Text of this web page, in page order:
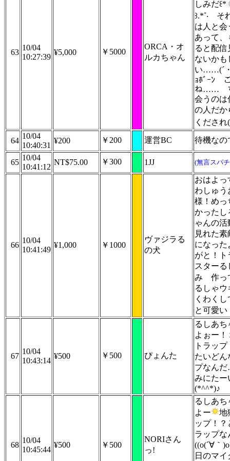
63
10/04
10:27:39
¥5,000 ￥5000
ORCA・オ
ルカちゃん
しみだ
꒱.*˚‧ そ
は人と会
あって、
ると配信
ないかも
い……(´
ｮﾎﾞｰﾝ
ね……
会うのは
の人だか
くださ
64
10/04
10:40:31
¥200 ￥200 運営BC 待機なの
65
10/04
10:41:12
NT$75.00 ￥300 1JJ (無言スパ
66
10/04
10:41:49
¥1,000 ￥1000
ヴァジラる
の犬
おはよっ
わしゅう
様！めっ
かったし
ゃんの活
見れた素
になった
がと！ト
スターる
み
作っ
るしゃウ
くわく
と可愛い
67
10/04
10:43:14
¥500 ￥500 ぴょんた
るしあち
よぉー！
トラッ
たいどん
プなん
みにたー
(*^^*)♪
68
10/04
10:45:44
¥500 ￥500
NORIさん
っ!
るしあち
よー
地
ップ！？
ラップな
((o(´∀｀
日のマ